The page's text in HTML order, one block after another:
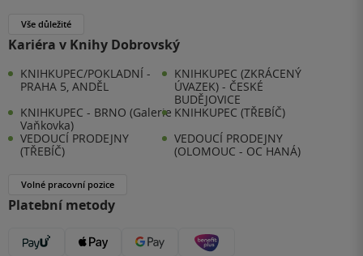
Vše důležité
Kariéra v Knihy Dobrovský
KNIHKUPEC/POKLADNÍ -
PRAHA 5, ANDĚL
KNIHKUPEC (ZKRÁCENÝ
ÚVAZEK) - ČESKÉ
BUDĚJOVICE
KNIHKUPEC - BRNO (Galerie
Vaňkovka)
KNIHKUPEC (TŘEBÍČ)
VEDOUCÍ PRODEJNY
(TŘEBÍČ)
VEDOUCÍ PRODEJNY
(OLOMOUC - OC HANÁ)
Volné pracovní pozice
Platební metody